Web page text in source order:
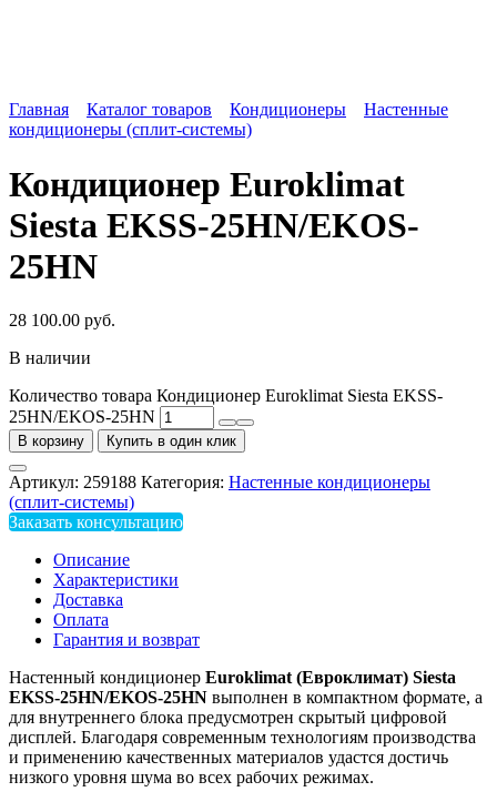
Главная Каталог товаров Кондиционеры
Настенные
кондиционеры (сплит-системы)
Кондиционер Euroklimat
Siesta EKSS-25HN/EKOS-
25HN
28 100.00 руб.
В наличии
Количество товара Кондиционер Euroklimat Siesta EKSS-
25HN/EKOS-25HN
В корзину Купить в один клик
Артикул: 259188 Категория: Настенные кондиционеры
(сплит-системы)
Заказать консультацию
Описание
Характеристики
Доставка
Оплата
Гарантия и возврат
Настенный кондиционер Euroklimat (Евроклимат) Siesta
EKSS-25HN/EKOS-25HN выполнен в компактном формате, а
для внутреннего блока предусмотрен скрытый цифровой
дисплей. Благодаря современным технологиям производства
и применению качественных материалов удастся достичь
низкого уровня шума во всех рабочих режимах.